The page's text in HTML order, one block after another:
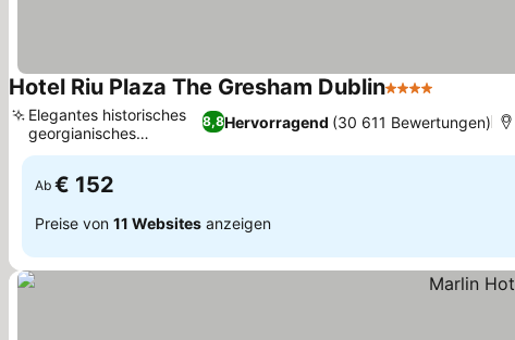
Hotel Riu Plaza The Gresham Dublin4 Sterne
8,8Hervorragend (30 611 Bewertungen)
Elegantes historisches
georgianisches
Gebäude
Ab € 152
Preise von 11 Websites anzeigen